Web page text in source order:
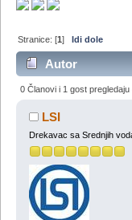
Stranice: [1]Idi dole
Autor
0 Članovi i 1 gost pregledaju
LSI
Drekavac sa Srednjih